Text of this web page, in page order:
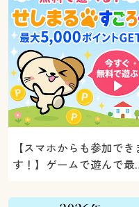
【スマホからも参加でき
す！】ゲームで遊んで最
ト！